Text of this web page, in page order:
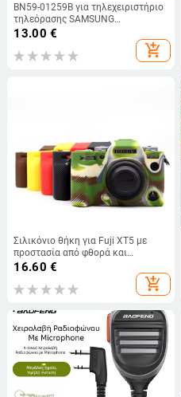
BN59-01259B για τηλεχειριστήριο
τηλεόρασης SAMSUNG
Τηλεχειριστήριο υπερύθρων για
13.00 €
add_shopping_cart
Σιλικόνιο θήκη για Fuji XT5 με
προστασία από φθορά και
κραδασμούς; υλικό: σιλικόνη;
περιλαμβάνεται 1 τεμάχιο.
16.60 €
add_shopping_cart